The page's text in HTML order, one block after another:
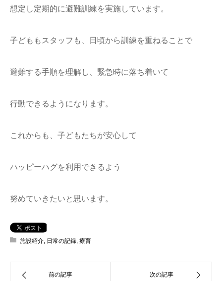
想定し定期的に避難訓練を実施しています。
子どももスタッフも、日頃から訓練を重ねることで
避難する手順を理解し、緊急時に落ち着いて
行動できるようになります。
これからも、子どもたちが安心して
ハッピーハグを利用できるよう
努めていきたいと思います。
施設紹介, 日常の記録, 療育
前の記事 次の記事